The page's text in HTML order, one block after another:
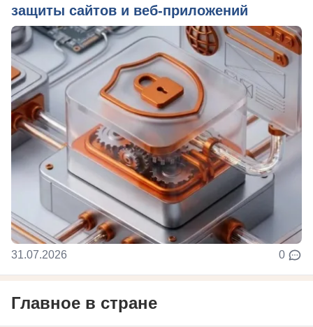
защиты сайтов и веб-приложений
31.07.2026 0
Главное в стране